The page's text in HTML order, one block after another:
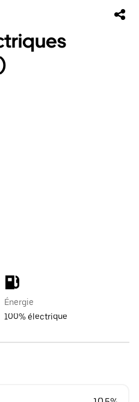
Énergie
100% électrique